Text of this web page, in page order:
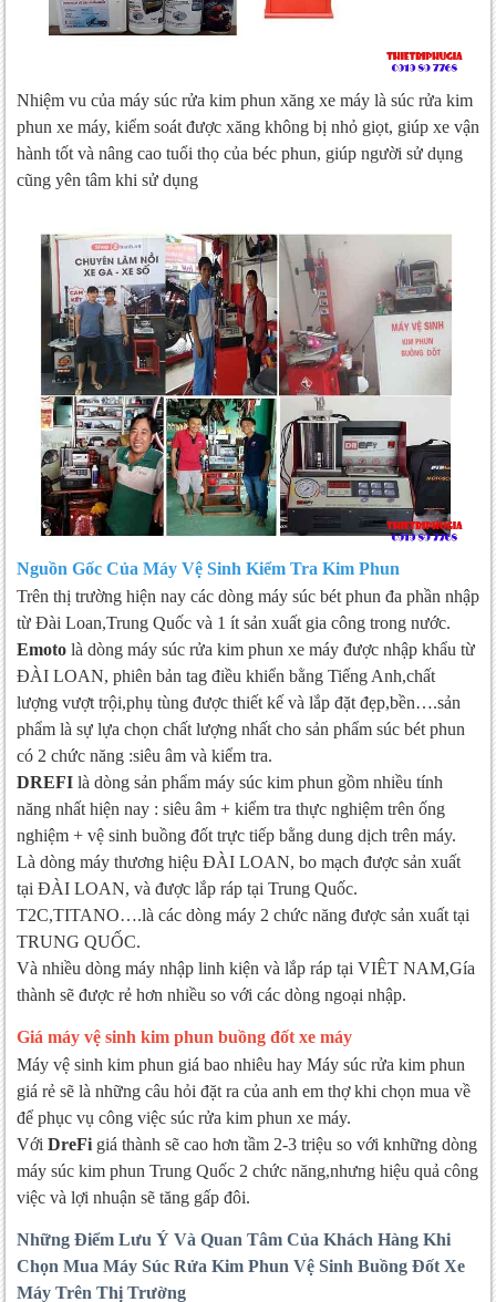
Nhiệm vu của máy súc rửa kim phun xăng xe máy là súc rửa kim
phun xe máy, kiểm soát được xăng không bị nhỏ giọt, giúp xe vận
hành tốt và nâng cao tuổi thọ của béc phun, giúp người sử dụng
cũng yên tâm khi sử dụng
Nguồn Gốc Của Máy Vệ Sinh Kiểm Tra Kim Phun
Trên thị trường hiện nay các dòng máy súc bét phun đa phần nhập
từ Đài Loan,Trung Quốc và 1 ít sản xuất gia công trong nước.
Emoto là dòng máy súc rửa kim phun xe máy được nhập khẩu từ
ĐÀI LOAN, phiên bản tag điều khiển bằng Tiếng Anh,chất
lượng vượt trội,phụ tùng được thiết kế và lắp đặt đẹp,bền….sản
phẩm là sự lựa chọn chất lượng nhất cho sản phẩm súc bét phun
có 2 chức năng :siêu âm và kiểm tra.
DREFI là dòng sản phẩm máy súc kim phun gồm nhiều tính
năng nhất hiện nay : siêu âm + kiểm tra thực nghiệm trên ống
nghiệm + vệ sinh buồng đốt trực tiếp bằng dung dịch trên máy.
Là dòng máy thương hiệu ĐÀI LOAN, bo mạch được sản xuất
tại ĐÀI LOAN, và được lắp ráp tại Trung Quốc.
T2C,TITANO….là các dòng máy 2 chức năng được sản xuất tại
TRUNG QUỐC.
Và nhiều dòng máy nhập linh kiện và lắp ráp tại VIÊT NAM,Gía
thành sẽ được rẻ hơn nhiều so với các dòng ngoại nhập.
Giá máy vệ sinh kim phun buồng đốt xe máy
Máy vệ sinh kim phun giá bao nhiêu hay Máy súc rửa kim phun
giá rẻ sẽ là những câu hỏi đặt ra của anh em thợ khi chọn mua về
để phục vụ công việc súc rửa kim phun xe máy.
Với DreFi giá thành sẽ cao hơn tầm 2-3 triệu so với knhững dòng
máy súc kim phun Trung Quốc 2 chức năng,nhưng hiệu quả công
việc và lợi nhuận sẽ tăng gấp đôi.
Những Điểm Lưu Ý Và Quan Tâm Của Khách Hàng Khi
Chọn Mua Máy Súc Rửa Kim Phun Vệ Sinh Buồng Đốt Xe
Máy Trên Thị Trường